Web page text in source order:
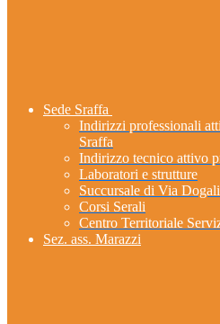
Sede Sraffa
Indirizzi professionali
Sraffa
Indirizzo tecnico attivo
Laboratori e strutture
Succursale di Via Dogali
Corsi Serali
Centro Territoriale
Sez. ass. Marazzi